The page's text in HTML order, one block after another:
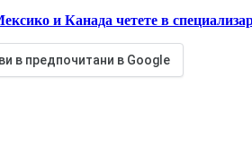
и Канада четете в
в предпочитани в Google